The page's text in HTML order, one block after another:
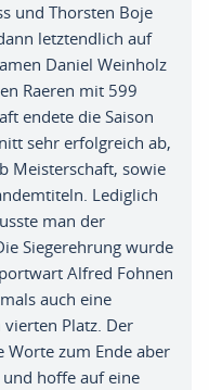
und Thorsten Boje
letztendlich auf
Daniel Weinholz
Raeren mit 599
endete die Saison
sehr erfolgreich ab,
Meisterschaft, sowie
. Lediglich
man der
Siegerehrung wurde
Alfred Fohnen
auch eine
Platz. Der
Worte zum Ende aber
hoffe auf eine